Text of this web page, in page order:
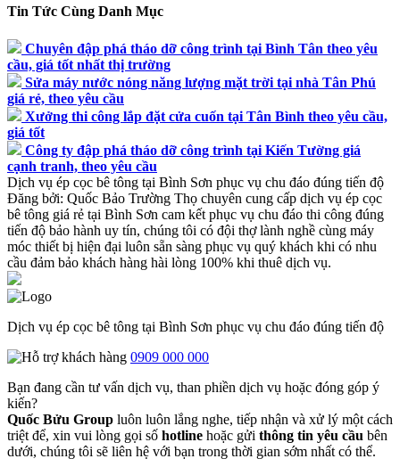
Tin Tức Cùng Danh Mục
Chuyên đập phá tháo dỡ công trình tại Bình Tân theo yêu
cầu, giá tốt nhất thị trường
Sửa máy nước nóng năng lượng mặt trời tại nhà Tân Phú
giá rẻ, theo yêu cầu
Xưởng thi công lắp đặt cửa cuốn tại Tân Bình theo yêu cầu,
giá tốt
Công ty đập phá tháo dỡ công trình tại Kiến Tường giá
cạnh tranh, theo yêu cầu
Dịch vụ ép cọc bê tông tại Bình Sơn phục vụ chu đáo đúng tiến độ
Đăng bởi: Quốc Bảo Trường Thọ chuyên cung cấp dịch vụ ép cọc
bê tông giá rẻ tại Bình Sơn cam kết phục vụ chu đáo thi công đúng
tiến độ bảo hành uy tín, chúng tôi có đội thợ lành nghề cùng máy
móc thiết bị hiện đại luôn sẵn sàng phục vụ quý khách khi có nhu
cầu đảm bảo khách hàng hài lòng 100% khi thuê dịch vụ.
Dịch vụ ép cọc bê tông tại Bình Sơn phục vụ chu đáo đúng tiến độ
0909 000 000
Bạn đang cần tư vấn dịch vụ, than phiền dịch vụ hoặc đóng góp ý
kiến?
Quốc Bửu Group luôn luôn lắng nghe, tiếp nhận và xử lý một cách
triệt để, xin vui lòng gọi số hotline hoặc gửi thông tin yêu cầu bên
dưới, chúng tôi sẽ liên hệ với bạn trong thời gian sớm nhất có thể.